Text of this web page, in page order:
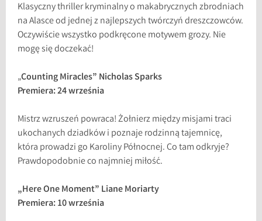
Klasyczny thriller kryminalny o makabrycznych zbrodniach
na Alasce od jednej z najlepszych twórczyń dreszczowców.
Oczywiście wszystko podkręcone motywem grozy. Nie
mogę się doczekać!
„Counting Miracles” Nicholas Sparks
Premiera: 24 września
Mistrz wzruszeń powraca! Żołnierz między misjami traci
ukochanych dziadków i poznaje rodzinną tajemnicę,
która prowadzi go Karoliny Północnej. Co tam odkryje?
Prawdopodobnie co najmniej miłość.
„Here One Moment” Liane Moriarty
Premiera: 10 września